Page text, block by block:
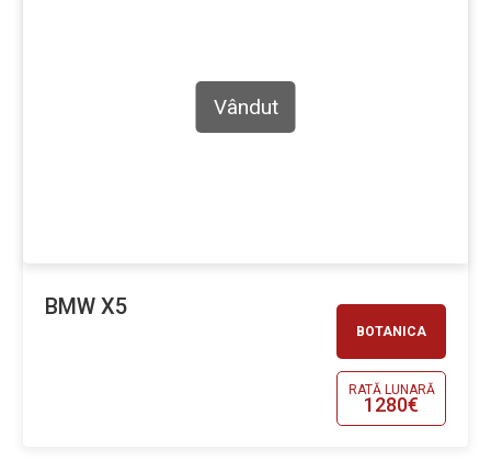
BOTANICA
RATĂ LUNARĂ
1280€
Vândut
BMW X5